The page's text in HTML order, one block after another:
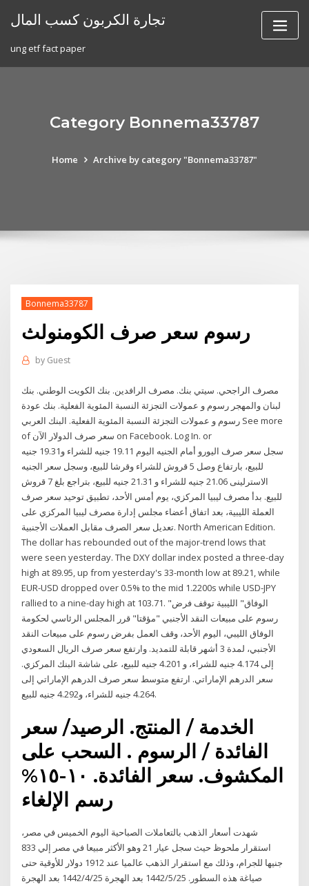
تجارة الكربون كسب المال
ung etf fact paper
Category Bonnema33787
Home Archive by category "Bonnema33787"
Bonnema33787
رسوم سعر صرف الكومنولث
by Guest
مصرف الراجحي. سيتي بنك. مصرف الرافدين. بنك الكويت الوطني. بنك
لبنان والمهجر رسوم و عمولات التجزئة النسبة المئوية الفعلية. بنك عودة
رسوم و عمولات التجزئة النسبة المئوية الفعلية. البنك العربي See more
of ‎سعر صرف الدولار الآن‎ on Facebook. Log In. or
سجل سعر صرف اليورو أمام الجنيه اليوم 19.11 جنيه للشراء و19.31 جنيه
للبيع، بارتفاع وصل 5 قروش للشراء وقرشا للبيع، وسجل سعر الجنيه
الاسترلينى 21.06 جنيه للشراء و 21.31 جنيه للبيع، بتراجع بلغ 7 قروش
للبيع. بدأ مصرف ليبيا المركزي، يوم أمس الأحد، تطبيق توحيد سعر صرف
العملة الليبية، بعد اتفاق أعضاء مجلس إدارة مصرف ليبيا المركزي على
تعديل سعر الصرف مقابل العملات الأجنبية. North American Edition.
The dollar has rebounded out of the major-trend lows that
were seen yesterday. The DXY dollar index posted a three-day
high at 89.95, up from yesterday's 33-month low at 89.21, while
EUR-USD dropped over 0.5% to the mid 1.2200s while USD-JPY
rallied to a nine-day high at 103.71. "الوفاق" الليبية توقف فرض
رسوم على مبيعات النقد الأجنبي "مؤقتا" قرر المجلس الرئاسي لحكومة
الوفاق الليبي، اليوم الأحد، وقف العمل بفرض رسوم على مبيعات النقد
الأجنبي، لمدة 3 أشهر قابلة للتمديد. وارتفع سعر صرف الريال السعودي
إلى 4.174 جنيه للشراء، و 4.201 جنيه للبيع، على شاشة البنك المركزي.
سعر الدرهم الإماراتي. ارتفع متوسط سعر صرف الدرهم الإماراتي إلى
4.264 جنيه للشراء، و4.292 جنيه للبيع.
الخدمة / المنتج. الرصيد/ سعر
الفائدة / الرسوم . السحب على
المكشوف. سعر الفائدة. ١٠-١٥%
رسم الإلغاء
شهدت أسعار الذهب بالتعاملات الصباحية اليوم الخميس في مصر،
استقرار ملحوظ حيث سجل عيار 21 وهو الأكثر مبيعا في مصر إلي 833
جنيها للجرام، وذلك مع استقرار الذهب عالميا عند 1912 دولار للأوقية حتى
صياغة هذه السطور. 25‏‏/5‏‏/1442 بعد الهجرة 25‏‏/4‏‏/1442 بعد الهجرة